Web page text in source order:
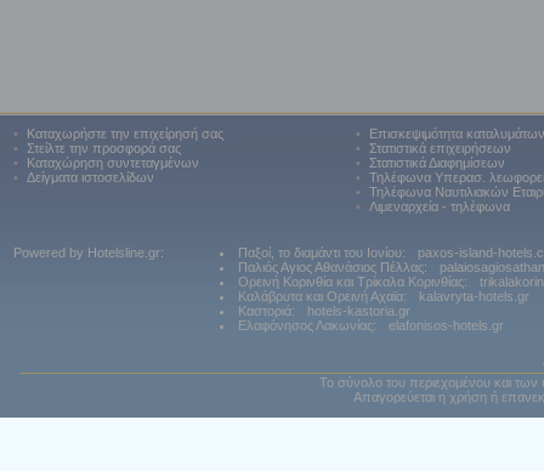
•
Καταχωρήστε την επιχείρησή σας
•
Στείλτε την προσφορά σας
•
Καταχώρηση συντεταγμένων
•
Δείγματα ιστοσελίδων
•
Επισκεψιμότητα καταλυμάτων
•
Στατιστικά επιχειρήσεων
•
Στατιστικά Διαφημίσεων
•
Τηλέφωνα Υπερασ.
•
Τηλέφωνα Ναυτιλιακών
•
Λιμεναρχεία - τηλέφωνα
Powered by Hotelsline.gr: Παξοί, το διαμάντι του Ιονίου:
paxos-island-
Παλιός Αγιος Αθανάσιος Πέλλας:
Ορεινή Κορινθία και Τρίκαλα Κορινθίας:
Καλάβρυτα και Ορεινή Αχαϊα:
kalavryta-hotels.gr
Καστοριά:
hotels-kastoria.gr
Ελαφόνησος Λακωνίας:
elafonisos-hotels.gr
Το σύνολο του περιεχομένου και των
Απαγορεύεται η χρήση ή